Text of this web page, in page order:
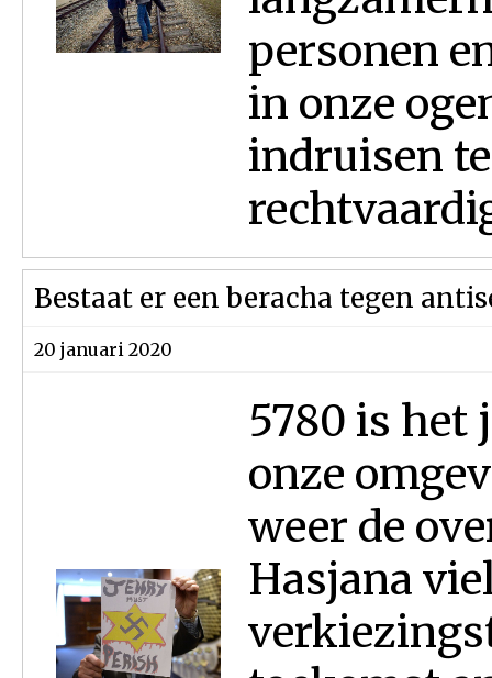
personen
in onze
indruisen
Bestaat er een beracha tegen
20 januari 2020
5780 is het
onze
weer de
Hasjana